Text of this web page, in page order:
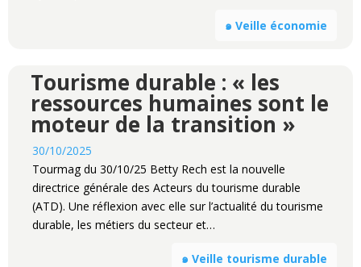
๑ Veille économie
Tourisme durable : « les
ressources humaines sont le
moteur de la transition »
30/10/2025
Tourmag du 30/10/25 Betty Rech est la nouvelle
directrice générale des Acteurs du tourisme durable
(ATD). Une réflexion avec elle sur l’actualité du tourisme
durable, les métiers du secteur et…
๑ Veille tourisme durable